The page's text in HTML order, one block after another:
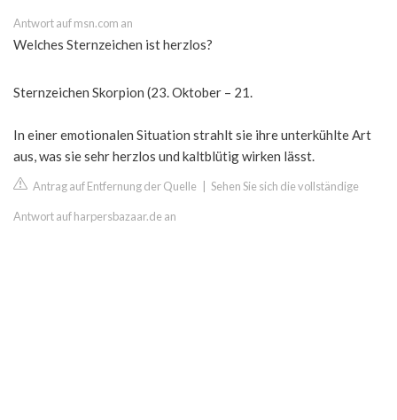
Antwort auf msn.com an
Welches Sternzeichen ist herzlos?
Sternzeichen Skorpion (23. Oktober – 21.
In einer emotionalen Situation strahlt sie ihre unterkühlte Art
aus, was sie sehr herzlos und kaltblütig wirken lässt.
Antrag auf Entfernung der Quelle Sehen Sie sich die vollständige
Antwort auf harpersbazaar.de an